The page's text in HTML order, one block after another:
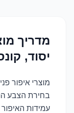
מדריך
יסוד,
מוצרי איפור
בחירת הצבע
עמידות